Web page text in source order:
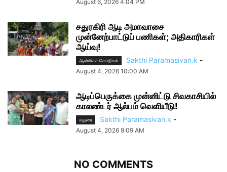
August 6, 2026 4:04 PM
சதுரகிரி ஆடி அமாவாசை
முன்னேற்பாட்டுப் பணிகள்; அதிகாரிகள்
ஆய்வு!
ஆன்மிகச் செய்திகள் Sakthi Paramasivan.k -
August 4, 2026 10:00 AM
ஆடிப்பெருக்கை முன்னிட்டு சிவகாசியில்
காலண்டர் ஆல்பம் வெளியீடு!
மதுரை Sakthi Paramasivan.k -
August 4, 2026 9:09 AM
NO COMMENTS